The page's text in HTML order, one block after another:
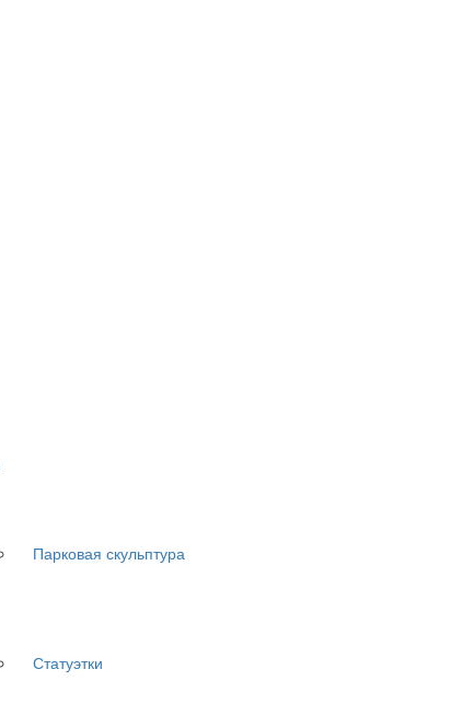
Парковая скульптура
Статуэтки